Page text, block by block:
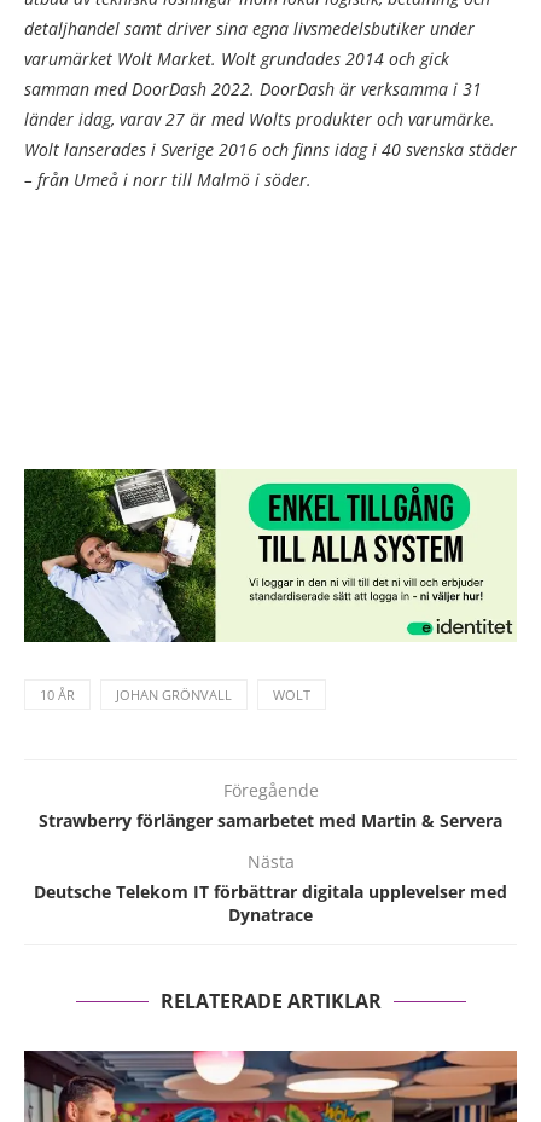
detaljhandel samt driver sina egna livsmedelsbutiker under
varumärket Wolt Market. Wolt grundades 2014 och gick
samman med DoorDash 2022. DoorDash är verksamma i 31
länder idag, varav 27 är med Wolts produkter och varumärke.
Wolt lanserades i Sverige 2016 och finns idag i 40 svenska städer
– från Umeå i norr till Malmö i söder.
10 ÅR JOHAN GRÖNVALL WOLT
Föregående
Strawberry förlänger samarbetet med Martin & Servera
Nästa
Deutsche Telekom IT förbättrar digitala upplevelser med
Dynatrace
RELATERADE ARTIKLAR